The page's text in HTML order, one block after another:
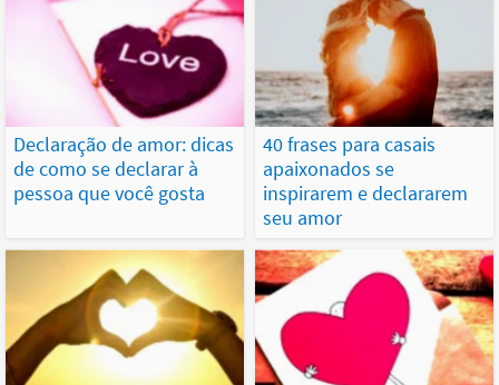
Declaração de amor: dicas
de como se declarar à
pessoa que você gosta
40 frases para casais
apaixonados se
inspirarem e declararem
seu amor